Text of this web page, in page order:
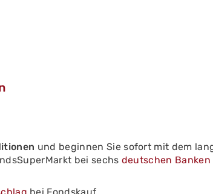
und beginnen Sie sofort mit dem
bei sechs deutschen Banken